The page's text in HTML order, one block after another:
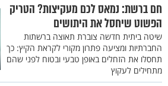
חם ברשת: נמאס לכם מעקיצות? הטריק
הפשוט שיחסל את היתושים
שיטה ביתית חדשה צוברת תאוצה ברשתות
החברתיות ומציעה פתרון מקורי לקראת הקיץ: כך
תחסלו את הזחלים באופן טבעי ובטוח לפני שהם
מתחילים לעקוץ